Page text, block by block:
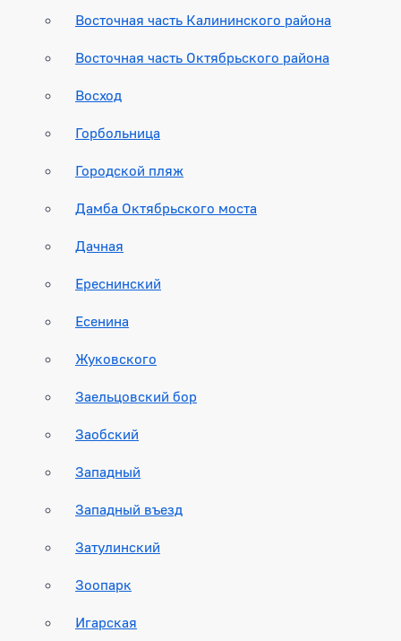
Восточная часть Калининского района
Восточная часть Октябрьского района
Восход
Горбольница
Городской пляж
Дамба Октябрьского моста
Дачная
Ереснинский
Есенина
Жуковского
Заельцовский бор
Заобский
Западный
Западный въезд
Затулинский
Зоопарк
Игарская